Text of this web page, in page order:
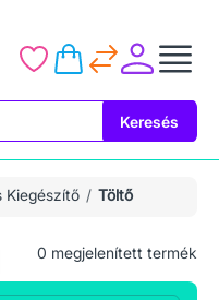
Keresés
Kiegészítő Töltő
0 megjelenített termék